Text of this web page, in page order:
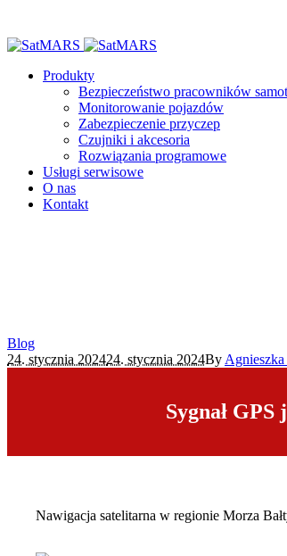
Produkty
Bezpieczeństwo pracowników
Monitorowanie pojazdów
Zabezpieczenie przyczep
Czujniki i akcesoria
Rozwiązania programowe
Usługi serwisowe
O nas
Kontakt
Blog
24. stycznia 202424. stycznia 2024By
Sygnał
Nawigacja satelitarna w regionie Morza